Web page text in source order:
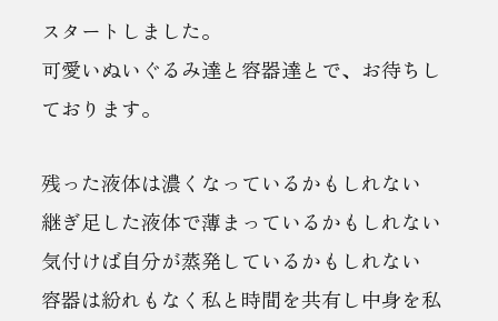
スタートしました。
可愛いぬいぐるみ達と容器達とで、お待ちし
ております。
残った液体は濃くなっているかもしれない
継ぎ足した液体で薄まっているかもしれない
気付けば自分が蒸発しているかもしれない
容器は紛れもなく私と時間を共有し中身を私